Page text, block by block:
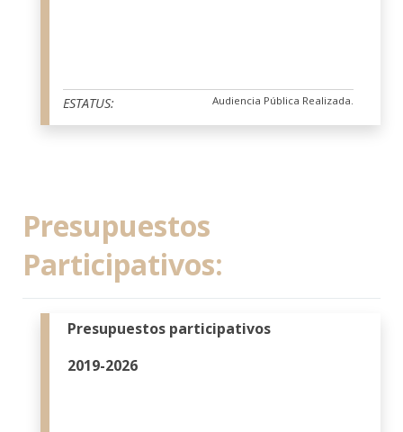
ESTATUS: Audiencia Pública Realizada.
Presupuestos
Participativos:
Presupuestos participativos
2019-2026